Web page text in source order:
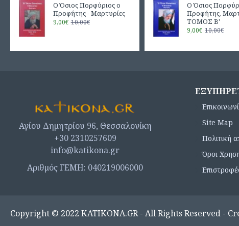
Ο Όσιος Πορφύριος ο
Προφήτης - Μαρτυρίες
9,00€ 10,00€
Ο Όσιος
Προφήτης,
ΤΟΜΟΣ Β'
9,00€ 10,00€
Αγίου Δημητρίου 96, Θεσσαλονίκη
+30 2310257609
info@katikona.gr
Αριθμός ΓΕΜΗ: 040219006000
Site Map
Πολιτική
Όροι
Copyright © 2022 ΚΑΤΙΚΟΝΑ.GR - All Rights Reserved -